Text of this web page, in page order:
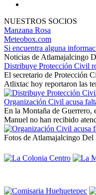
NUESTROS SOCIOS
Manzana Rosa
Meteobox.com
Si encuentra alguna
Noticias de Atlamajalcingo
Distribuye Protección Civil
El secretario de Protección
Atlixtac hoy reportaron las
Organización Civil acusa
En la Montaña de Guerrero,
Manuel no han recibido
Fotos de Atlamajalcingo Del